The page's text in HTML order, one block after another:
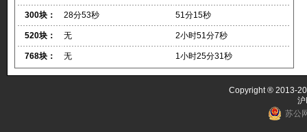
300块： 28分53秒 51分15秒
520块： 无 2小时51分7秒
768块： 无 1小时25分31秒
Copyright ® 2013-
苏公